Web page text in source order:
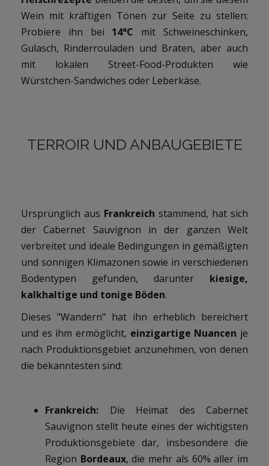
Wein mit kräftigen Tönen zur Seite zu stellen:
Probiere ihn bei 14°C mit Schweineschinken,
Gulasch, Rinderrouladen und Braten, aber auch
mit lokalen Street-Food-Produkten wie
Würstchen-Sandwiches oder Leberkäse.
TERROIR UND ANBAUGEBIETE
Ursprünglich aus Frankreich stammend, hat sich
der Cabernet Sauvignon in der ganzen Welt
verbreitet und ideale Bedingungen in gemäßigten
und sonnigen Klimazonen sowie in verschiedenen
Bodentypen gefunden, darunter kiesige,
kalkhaltige und tonige Böden.
Dieses "Wandern" hat ihn erheblich bereichert
und es ihm ermöglicht, einzigartige Nuancen je
nach Produktionsgebiet anzunehmen, von denen
die bekanntesten sind:
Frankreich: Die Heimat des Cabernet
Sauvignon stellt heute eines der wichtigsten
Produktionsgebiete dar, insbesondere die
Region Bordeaux, die mehr als 60% aller im